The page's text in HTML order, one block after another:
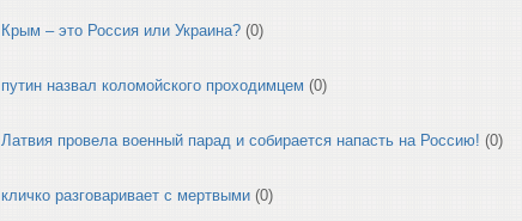
Крым – это Россия или Украина? (0)
путин назвал коломойского проходимцем (0)
Латвия провела военный парад и собирается напасть на Россию! (0)
кличко разговаривает с мертвыми (0)